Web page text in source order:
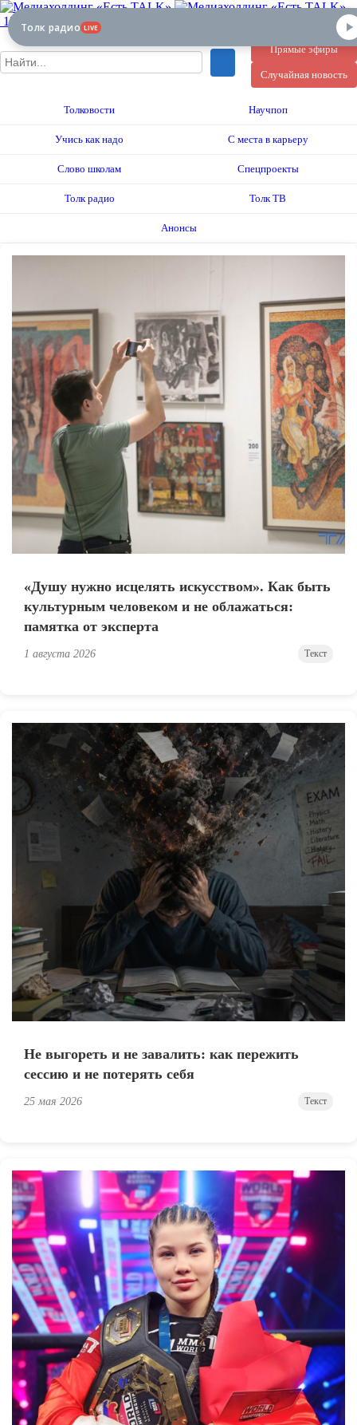
12+
Прямые эфиры
Случайная новость
Толковости Научпоп
Учись как надо С места в карьеру
Слово школам Спецпроекты
Толк радио Толк ТВ
Анонсы
«Душу нужно исцелять искусством». Как быть
культурным человеком и не облажаться:
памятка от эксперта
1 августа 2026 Текст
Не выгореть и не завалить: как пережить
сессию и не потерять себя
25 мая 2026 Текст
Толк радио LIVE